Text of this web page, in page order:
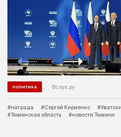
политика Вслух.ру
#награда #Сергей Кириенко
#Тюменская область
#новости Тюмени